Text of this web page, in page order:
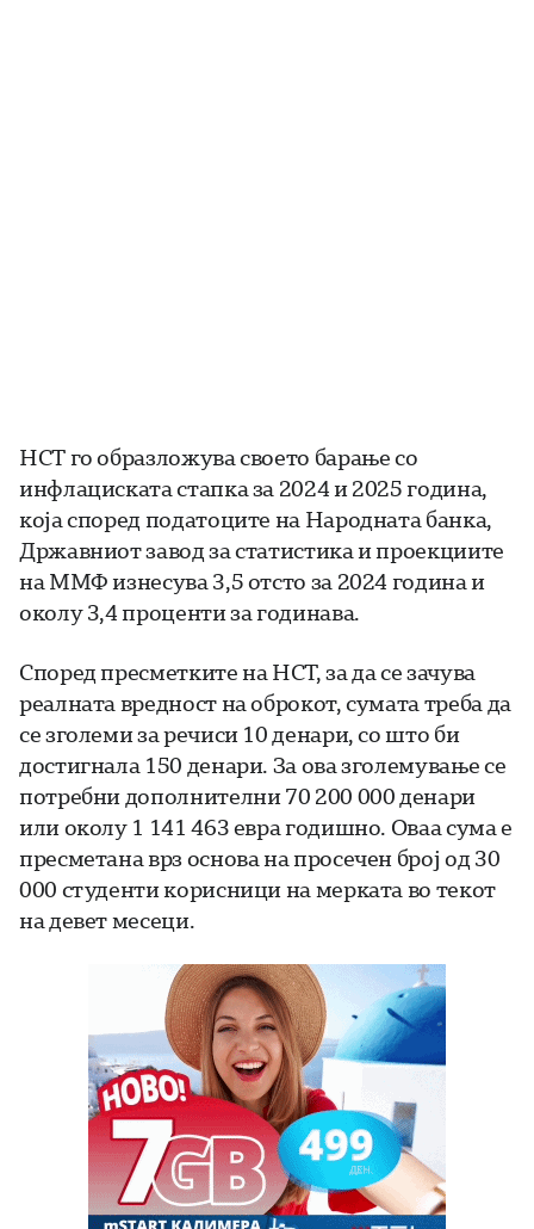
НСТ го образложува своето барање со
инфлациската стапка за 2024 и 2025 година,
која според податоците на Народната банка,
Државниот завод за статистика и проекциите
на ММФ изнесува 3,5 отсто за 2024 година и
околу 3,4 проценти за годинава.
Според пресметките на НСТ, за да се зачува
реалната вредност на оброкот, сумата треба да
се зголеми за речиси 10 денари, со што би
достигнала 150 денари. За ова зголемување се
потребни дополнителни 70 200 000 денари
или околу 1 141 463 евра годишно. Оваа сума е
пресметана врз основа на просечен број од 30
000 студенти корисници на мерката во текот
на девет месеци.